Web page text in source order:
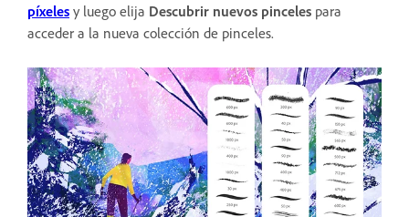
píxeles y luego elija Descubrir nuevos pinceles para
acceder a la nueva colección de pinceles.